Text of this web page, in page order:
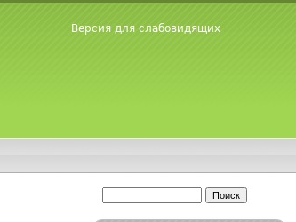
Версия для слабовидящих